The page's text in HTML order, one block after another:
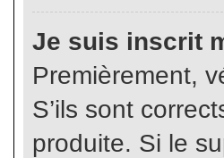
Je suis inscrit
Premièrement,
S’ils sont
produite. Si le